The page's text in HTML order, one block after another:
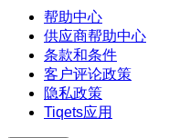
帮助中心
供应商帮助中心
条款和条件
客户评论政策
隐私政策
Tiqets应用